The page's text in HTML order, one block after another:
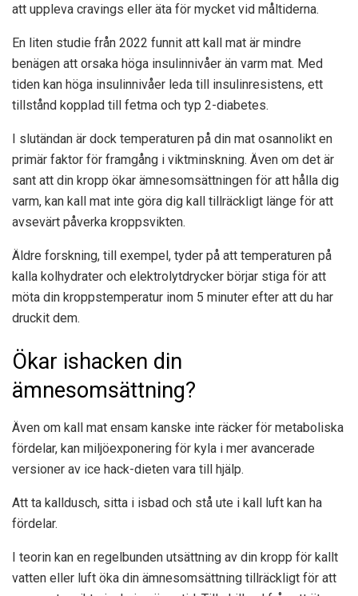
att uppleva cravings eller äta för mycket vid måltiderna.
En liten studie från 2022 funnit att kall mat är mindre
benägen att orsaka höga insulinnivåer än varm mat. Med
tiden kan höga insulinnivåer leda till insulinresistens, ett
tillstånd kopplad till fetma och typ 2-diabetes.
I slutändan är dock temperaturen på din mat osannolikt en
primär faktor för framgång i viktminskning. Även om det är
sant att din kropp ökar ämnesomsättningen för att hålla dig
varm, kan kall mat inte göra dig kall tillräckligt länge för att
avsevärt påverka kroppsvikten.
Äldre forskning, till exempel, tyder på att temperaturen på
kalla kolhydrater och elektrolytdrycker börjar stiga för att
möta din kroppstemperatur inom 5 minuter efter att du har
druckit dem.
Ökar ishacken din
ämnesomsättning?
Även om kall mat ensam kanske inte räcker för metaboliska
fördelar, kan miljöexponering för kyla i mer avancerade
versioner av ice hack-dieten vara till hjälp.
Att ta kalldusch, sitta i isbad och stå ute i kall luft kan ha
fördelar.
I teorin kan en regelbunden utsättning av din kropp för kallt
vatten eller luft öka din ämnesomsättning tillräckligt för att